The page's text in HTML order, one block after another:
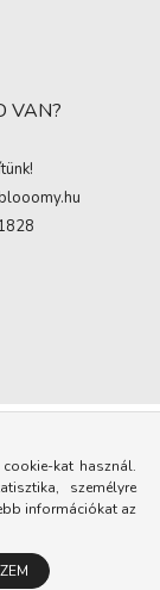
VAN?
kat használ.
személyre
információkat az